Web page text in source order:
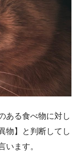
ある食べ物に対し
物】と判断してし
います。